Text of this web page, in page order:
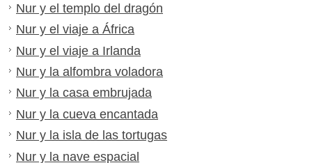
Nur y el templo del dragón
Nur y el viaje a África
Nur y el viaje a Irlanda
Nur y la alfombra voladora
Nur y la casa embrujada
Nur y la cueva encantada
Nur y la isla de las tortugas
Nur y la nave espacial